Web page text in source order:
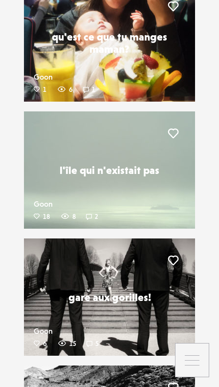
qu'est ce que tu manges
maman?
Goon
1 6 1
l'île qui n'existait pas
Goon
18 8 2
gare aux gorilles!
Goon
6 15 5
Liker